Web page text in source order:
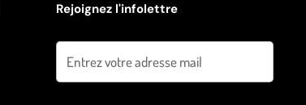
Rejoignez l'infolettre